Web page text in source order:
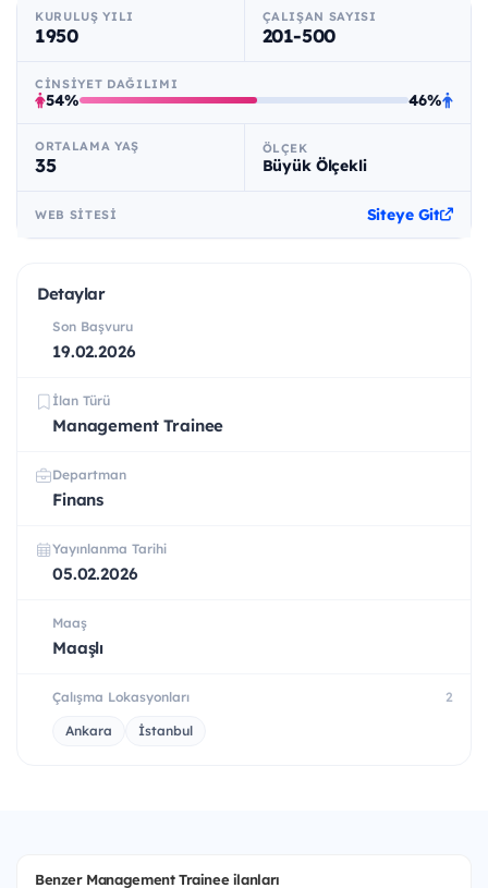
KURULUŞ YILI
1950
ÇALIŞAN SAYISI
201-500
CINSIYET DAĞILIMI
54% 46%
ORTALAMA YAŞ
35
ÖLÇEK
Büyük Ölçekli
WEB SITESI Siteye Git
Detaylar
Son Başvuru
19.02.2026
İlan Türü
Management Trainee
Departman
Finans
Yayınlanma Tarihi
05.02.2026
Maaş
Maaşlı
Çalışma Lokasyonları 2
Ankara İstanbul
Benzer Management Trainee ilanları